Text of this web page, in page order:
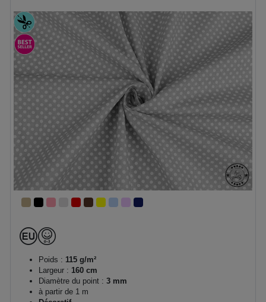
Poids : 115 g/m²
Largeur : 160 cm
Diamètre du point : 3 mm
à partir de 1 m